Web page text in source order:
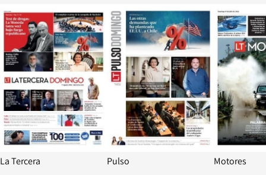
Opens in new window
La Tercera
Opens in
Pulso Motores